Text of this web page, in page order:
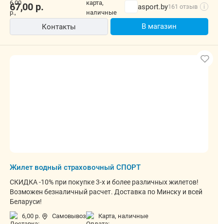
67,00 р. asport.by161 отзыв i
Контакты В магазин
Жилет водный страховочный СПОРТ
СКИДКА -10% при покупке 3-х и более различных жилетов!
Возможен безналичный расчет. Доставка по Минску и всей
Беларуси!
6,00 р. Самовывоз карта, наличные